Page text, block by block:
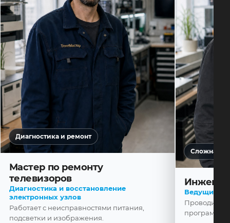
Диагностика и ремонт
Мастер по ремонту
телевизоров
Диагностика и восстановление
электронных узлов
Работает с неисправностями питания,
подсветки и изображения.
Сложная
Ведущий
Проводит